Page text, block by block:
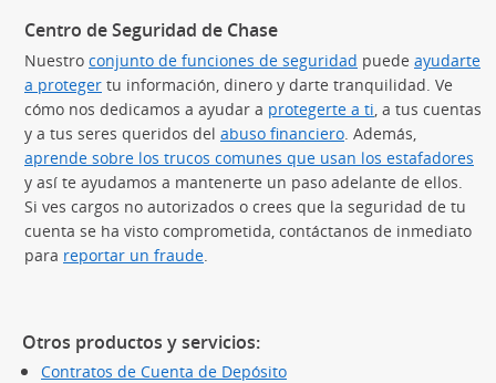
Centro de Seguridad de Chase
Nuestro conjunto de funciones de seguridad puede ayudarte
a proteger tu información, dinero y darte tranquilidad. Ve
cómo nos dedicamos a ayudar a protegerte a ti, a tus cuentas
y a tus seres queridos del abuso financiero. Además,
aprende sobre los trucos comunes que usan los estafadores
y así te ayudamos a mantenerte un paso adelante de ellos.
Si ves cargos no autorizados o crees que la seguridad de tu
cuenta se ha visto comprometida, contáctanos de inmediato
para reportar un fraude.
Otros productos y servicios:
Contratos de Cuenta de Depósito